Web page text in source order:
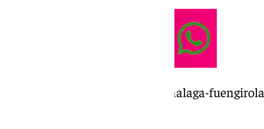
https://www.101tv.es/el-tren-malaga-